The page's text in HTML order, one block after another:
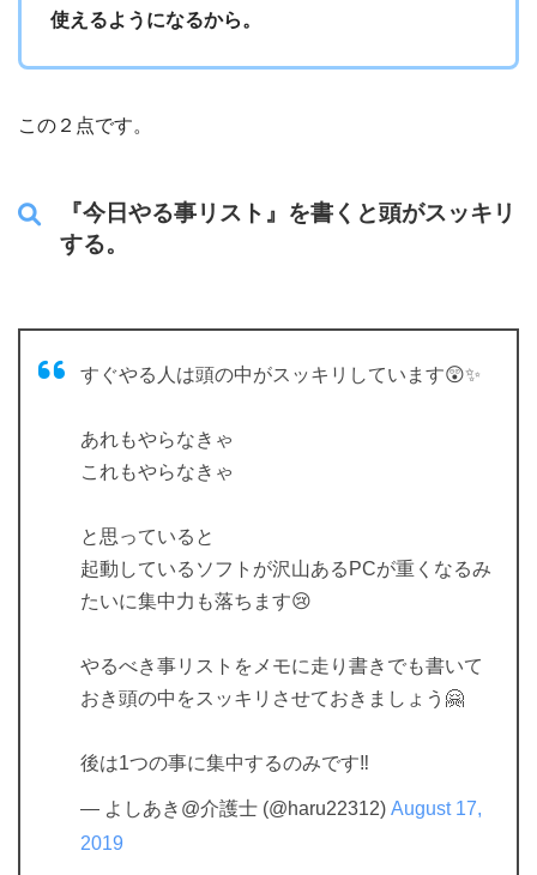
使えるようになるから。
この２点です。
『今日やる事リスト』を書くと頭がスッキリ
する。
すぐやる人は頭の中がスッキリしています😲✨
あれもやらなきゃ
これもやらなきゃ
と思っていると
起動しているソフトが沢山あるPCが重くなるみ
たいに集中力も落ちます😢
やるべき事リストをメモに走り書きでも書いて
おき頭の中をスッキリさせておきましょう🤗
後は1つの事に集中するのみです‼️
— よしあき@介護士 (@haru22312) August 17,
2019